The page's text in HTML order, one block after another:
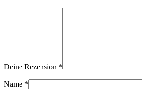
Deine Rezension *
Name *